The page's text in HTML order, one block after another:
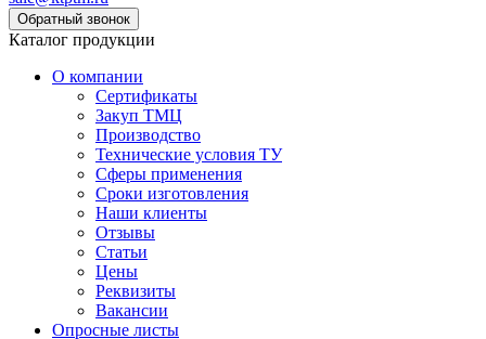
Каталог продукции
О компании
Сертификаты
Закуп ТМЦ
Производство
Технические условия ТУ
Сферы применения
Сроки изготовления
Наши клиенты
Отзывы
Статьи
Цены
Реквизиты
Вакансии
Опросные листы